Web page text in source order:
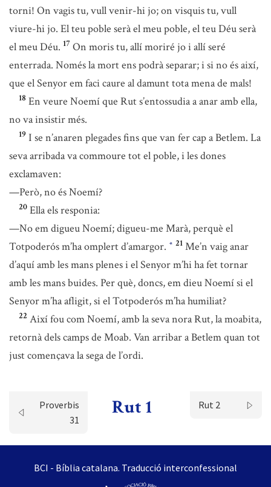
torni! On vagis tu, vull venir-hi jo; on visquis tu, vull
viure-hi jo. El teu poble serà el meu poble, el teu Déu serà
el meu Déu. 17 On moris tu, allí moriré jo i allí seré
enterrada. Només la mort ens podrà separar; i si no és així,
que el Senyor em faci caure al damunt tota mena de mals!
18 En veure Noemí que Rut s’entossudia a anar amb ella,
no va insistir més.
19 I se n’anaren plegades fins que van fer cap a Betlem. La
seva arribada va commoure tot el poble, i les dones
exclamaven:
—Però, no és Noemí?
20 Ella els responia:
—No em digueu Noemí; digueu-me Marà, perquè el
Totpoderós m’ha omplert d’amargor. * 21 Me’n vaig anar
d’aquí amb les mans plenes i el Senyor m’hi ha fet tornar
amb les mans buides. Per què, doncs, em dieu Noemí si el
Senyor m’ha afligit, si el Totpoderós m’ha humiliat?
22 Així fou com Noemí, amb la seva nora Rut, la moabita,
retornà dels camps de Moab. Van arribar a Betlem quan tot
just començava la sega de l’ordi.
Proverbis
31
Rut 1 Rut 2
BCI - Bíblia catalana. Traducció interconfessional